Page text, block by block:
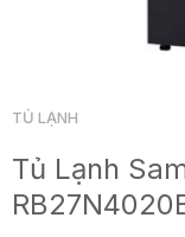
TỦ LẠNH
Tủ Lạnh